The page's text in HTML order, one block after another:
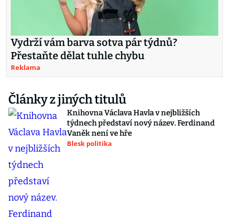
Vydrží vám barva sotva pár týdnů?
Přestaňte dělat tuhle chybu
Reklama
Články z jiných titulů
Knihovna Václava Havla v nejbližších
týdnech představí nový název. Ferdinand
Vaněk není ve hře
Blesk politika